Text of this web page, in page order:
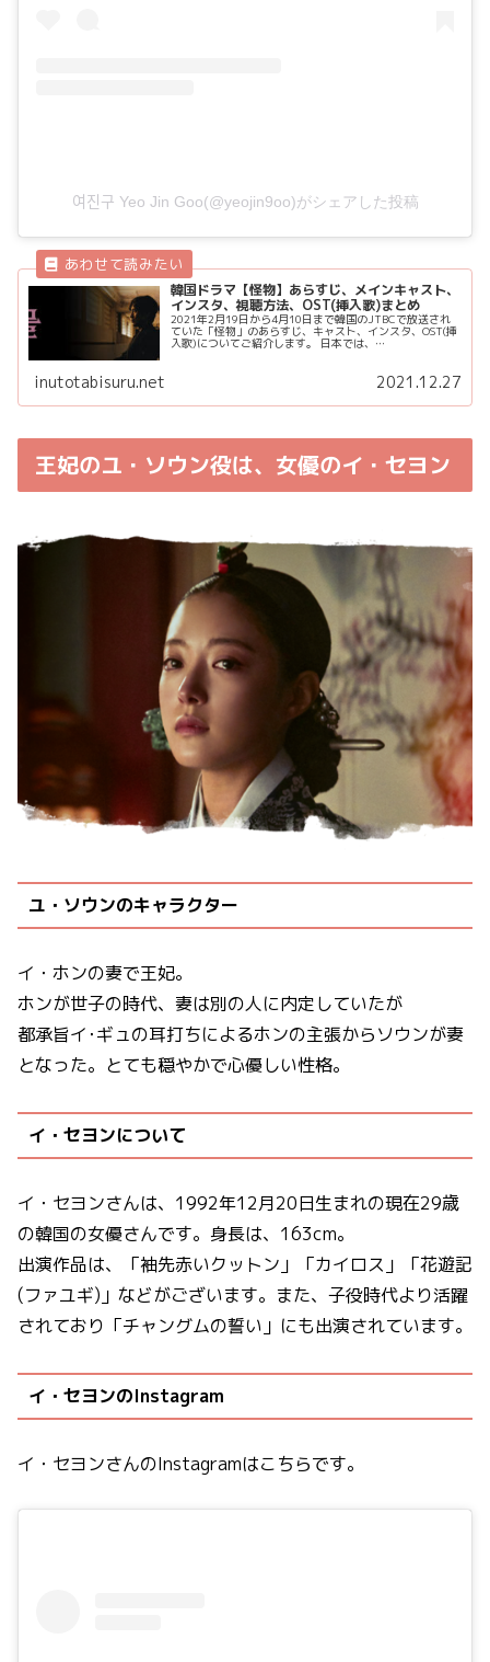
여진구 Yeo Jin Goo(@yeojin9oo)がシェアした投稿
韓国ドラマ【怪物】あらすじ、メインキャスト、
インスタ、視聴方法、OST(挿入歌)まとめ
2021年2月19日から4月10日まで韓国のJTBCで放送され
ていた「怪物」のあらすじ、キャスト、インスタ、OST(挿
入歌)についてご紹介します。 日本では、
inutotabisuru.net 2021.12.27
王妃のユ・ソウン役は、女優のイ・セヨン
ユ・ソウンのキャラクター
イ・ホンの妻で王妃。
ホンが世子の時代、妻は別の人に内定していたが
都承旨イ･ギュの耳打ちによるホンの主張からソウンが妻
となった。とても穏やかで心優しい性格。
イ・セヨンについて
イ・セヨンさんは、1992年12月20日生まれの現在29歳
の韓国の女優さんです。身長は、163cm。
出演作品は、「袖先赤いクットン」「カイロス」「花遊記
(ファユギ)」などがございます。また、子役時代より活躍
されており「チャングムの誓い」にも出演されています。
イ・セヨンのInstagram
イ・セヨンさんのInstagramはこちらです。